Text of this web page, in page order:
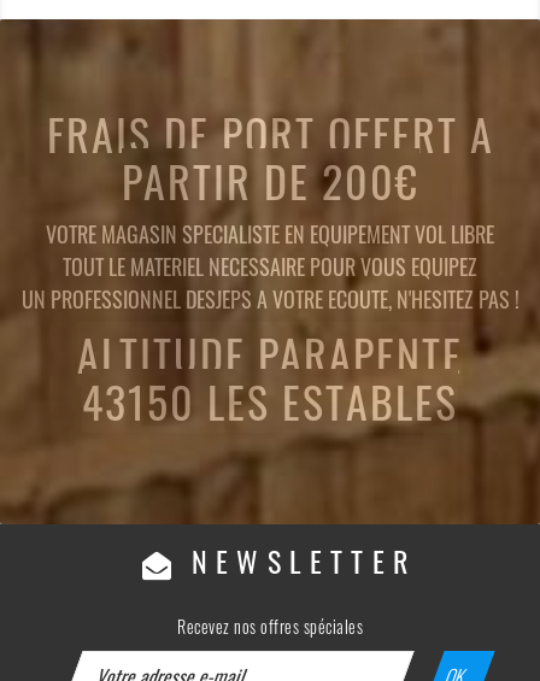
FRAIS DE PORT OFFERT A
PARTIR DE 200€
VOTRE MAGASIN SPECIALISTE EN EQUIPEMENT VOL LIBRE
TOUT LE MATERIEL NECESSAIRE POUR VOUS EQUIPEZ
UN PROFESSIONNEL DESJEPS A VOTRE ECOUTE, N'HESITEZ PAS !
ALTITUDE PARAPENTE
43150 LES ESTABLES
NEWSLETTER
Recevez nos offres spéciales